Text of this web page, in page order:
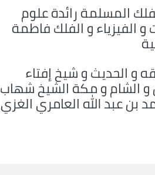
المسلمة رائدة علوم
و الفيزياء و الفلك فاطمة
و الحديث و شيخ إفتاء
الشام و مكة الشيخ شهاب
بن عبد الله العامري الغزي